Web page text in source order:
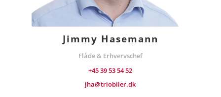
Jimmy Hasemann
Flåde & Erhvervschef
+45 39 53 54 52
jha@triobiler.dk